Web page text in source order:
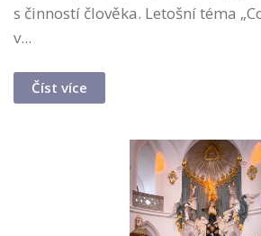
s činností člověka. Letošní téma
v...
Číst více